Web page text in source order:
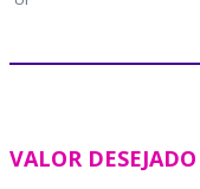
VALOR DESEJADO